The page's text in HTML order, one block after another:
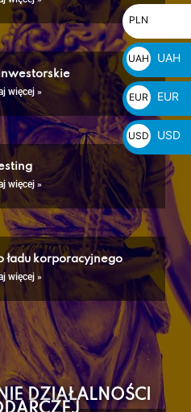
więcej »
więcej »
ładu korporacyjnego
więcej »
DZIAŁALNOŚCI
PLN
zł
UAH
₴
UAH
EUR
€
EUR
USD
$
USD